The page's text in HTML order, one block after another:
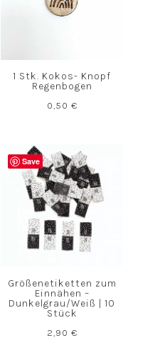
1 Stk. Kokos- Knopf
Regenbogen
0,50 €
Save
Größenetiketten zum
Einnähen –
Dunkelgrau/Weiß | 10
Stück
2,90 €